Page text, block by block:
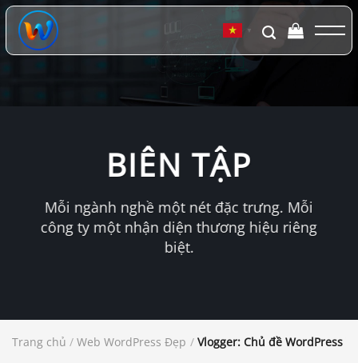
Chuyển
đến
dung
▼
BIÊN TẬP
Mỗi ngành nghề một nét đặc trưng. Mỗi
công ty một nhận diện thương hiệu riêng
biệt.
Trang chủ / Web WordPress Đẹp / Vlogger: Chủ đề WordPress